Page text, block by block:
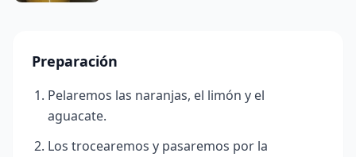
Preparación
Pelaremos las naranjas, el limón y el
aguacate.
Los trocearemos y pasaremos por la